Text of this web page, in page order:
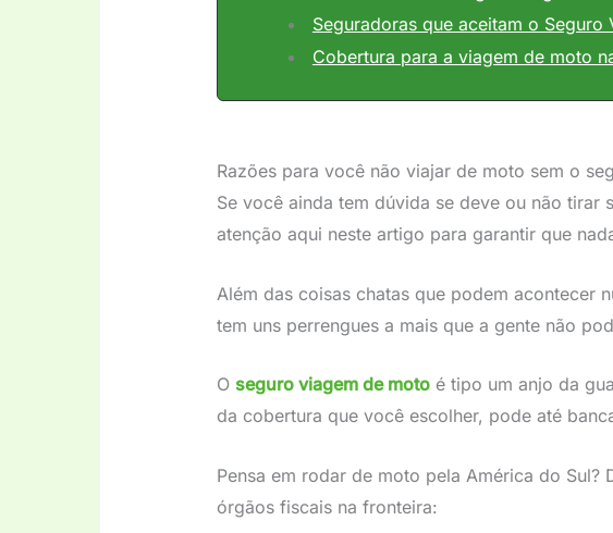
Seguradoras que aceitam o
Cobertura para a viagem de moto
Razões para você não viajar de moto sem o
Se você ainda tem dúvida se deve ou não tirar
atenção aqui neste artigo para garantir que
Além das coisas chatas que podem acontecer
tem uns perrengues a mais que a gente não
O seguro viagem de motoé tipo um anjo da
da cobertura que você escolher, pode até
Pensa em rodar de moto pela América do
órgãos fiscais na fronteira: